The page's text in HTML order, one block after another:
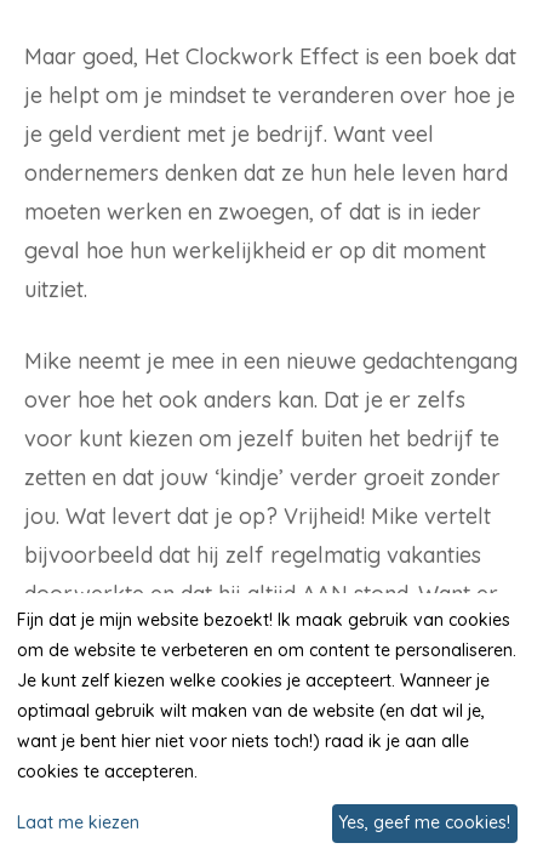
Maar goed, Het Clockwork Effect is een boek dat
je helpt om je mindset te veranderen over hoe je
je geld verdient met je bedrijf. Want veel
ondernemers denken dat ze hun hele leven hard
moeten werken en zwoegen, of dat is in ieder
geval hoe hun werkelijkheid er op dit moment
uitziet.
Mike neemt je mee in een nieuwe gedachtengang
over hoe het ook anders kan. Dat je er zelfs
voor kunt kiezen om jezelf buiten het bedrijf te
zetten en dat jouw ‘kindje’ verder groeit zonder
jou. Wat levert dat je op? Vrijheid! Mike vertelt
bijvoorbeeld dat hij zelf regelmatig vakanties
doorwerkte en dat hij altijd AAN stond. Want er
was maar 1 iemand die het bedrijf draaiende kon
houden en dat was hijzelf. In Het Clockwork
Effect neemt Mike je mee in hoe hij deze mindset
helemaal heeft veranderd en hoe hij nu lange
vakanties kan nemen, terwijl zijn bedrijf alleen
maar beter draait.
Fijn dat je mijn website bezoekt! Ik maak gebruik van cookies
om de website te verbeteren en om content te personaliseren.
Je kunt zelf kiezen welke cookies je accepteert. Wanneer je
optimaal gebruik wilt maken van de website (en dat wil je,
want je bent hier niet voor niets toch!) raad ik je aan alle
cookies te accepteren.
Laat me kiezen Yes, geef me cookies!